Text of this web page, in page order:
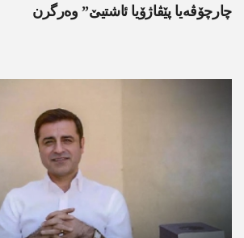
چارچۆڤەیا پێڤاژۆیا ئاشتیێ” وەرگرن